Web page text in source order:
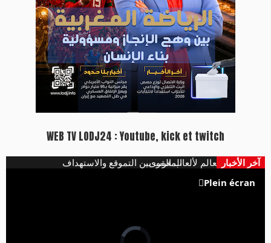
WEB TV LODJ24 : Youtube, kick et twitch
آخر الأخبار ​المغرب بين التموقع والاستهدافببطولة العالم لألعاب القوى.
Plein écran